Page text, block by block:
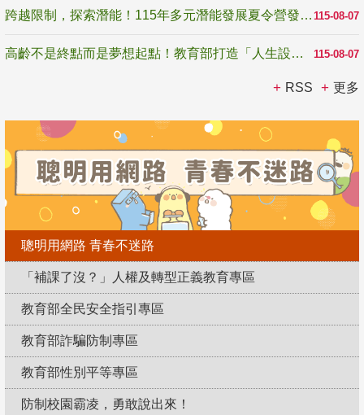
115-08-07
跨越限制，探索潛能！115年多元潛能發展夏令營發掘生命無限可能
115-08-07
高齡不是終點而是夢想起點！教育部打造「人生設計夢工場」 參展第3屆高齡健康產業博覽會
RSS 更多
聰明用網路 青春不迷路
「補課了沒？」人權及轉型正義教育專區
教育部全民安全指引專區
教育部詐騙防制專區
教育部性別平等專區
防制校園霸凌，勇敢說出來！